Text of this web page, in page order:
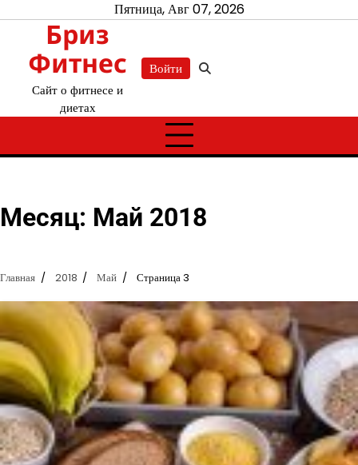
содержимому
Пятница, Авг 07, 2026
Бриз
Фитнес
Сайт о фитнесе и
диетах
Войти
Месяц: Май 2018
Главная 2018 Май Страница 3